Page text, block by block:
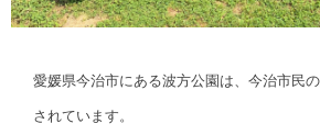
愛媛県今治市にある波方公園は、今治市民
されています。